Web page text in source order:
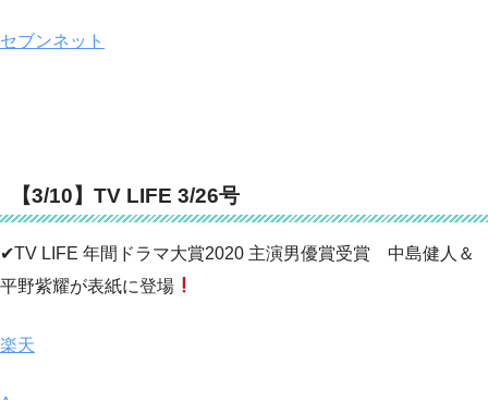
セブンネット
【3/10】TV LIFE 3/26号
✔TV LIFE 年間ドラマ大賞2020 主演男優賞受賞 中島健人＆
平野紫耀が表紙に登場
楽天